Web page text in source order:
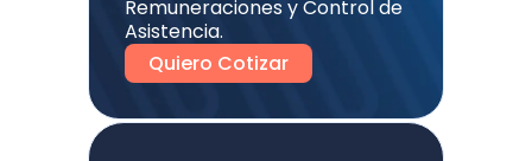
Remuneraciones y Control de
Asistencia.
Quiero Cotizar